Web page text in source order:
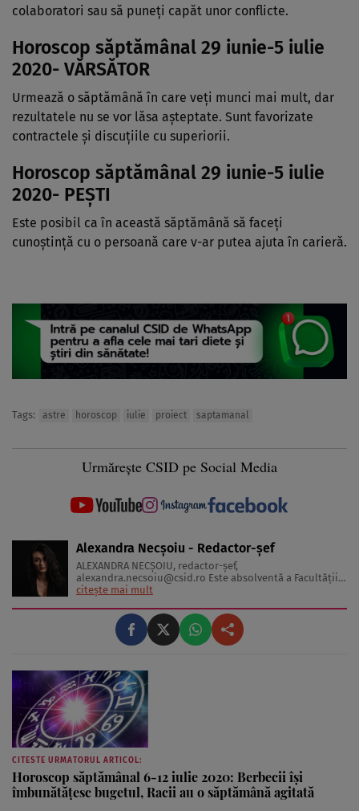
colaboratori sau să puneţi capăt unor conflicte.
Horoscop săptămânal 29 iunie-5 iulie
2020- VĂRSĂTOR
Urmează o săptămână în care veţi munci mai mult, dar
rezultatele nu se vor lăsa aşteptate. Sunt favorizate
contractele şi discuţiile cu superiorii.
Horoscop săptămânal 29 iunie-5 iulie
2020- PEŞTI
Este posibil ca în această săptămână să faceţi
cunoştinţă cu o persoană care v-ar putea ajuta în carieră.
Tags: astre horoscop iulie proiect saptamanal
Urmărește CSID pe Social Media
Alexandra Necșoiu - Redactor-șef
ALEXANDRA NECŞOIU, redactor-șef,
alexandra.necsoiu@csid.ro Este absolventă a Facultăţii
de Jurnalism şi Ştiinţele Comunicării şi deţine o diplomă
Iubeşte să scrie şi nu se vede făcând altceva, acesta fiind
visul ei încă de pe ...
citește mai mult
CITESTE URMATORUL ARTICOL:
Horoscop săptămânal 6-12 iulie 2020: Berbecii îşi
îmbunătăţesc bugetul, Racii au o săptămână agitată